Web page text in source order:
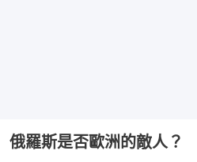
俄羅斯是否歐洲的敵人？